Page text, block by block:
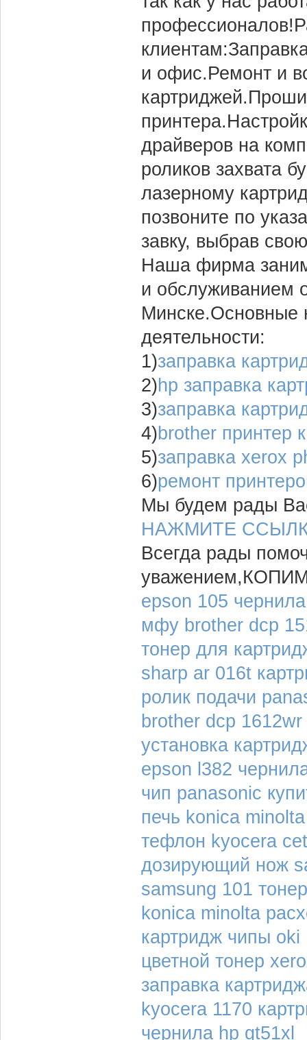
и офис.Ремонт и
драйверов на
роликов захвата
лазерному
позвоните по
завку, выбрав
Наша фирма
и обслуживанием
Минске.Основные
деятельности:
1)заправка
2)hp заправка
3)заправка
4)brother принтер
5)заправка xerox
6)ремонт
Мы будем рады
НАЖМИТЕ
Всегда рады
epson 105 чернила
мфу brother dcp
тонер для
sharp ar 016t
ролик подачи
brother dcp 1612wr
установка
epson l382
чип panasonic
печь konica minolta
тефлон kyocera
дозирующий нож
samsung 101 тонер
konica minolta
картридж чипы oki
цветной тонер
заправка
kyocera 1170
чернила hp gt51xl